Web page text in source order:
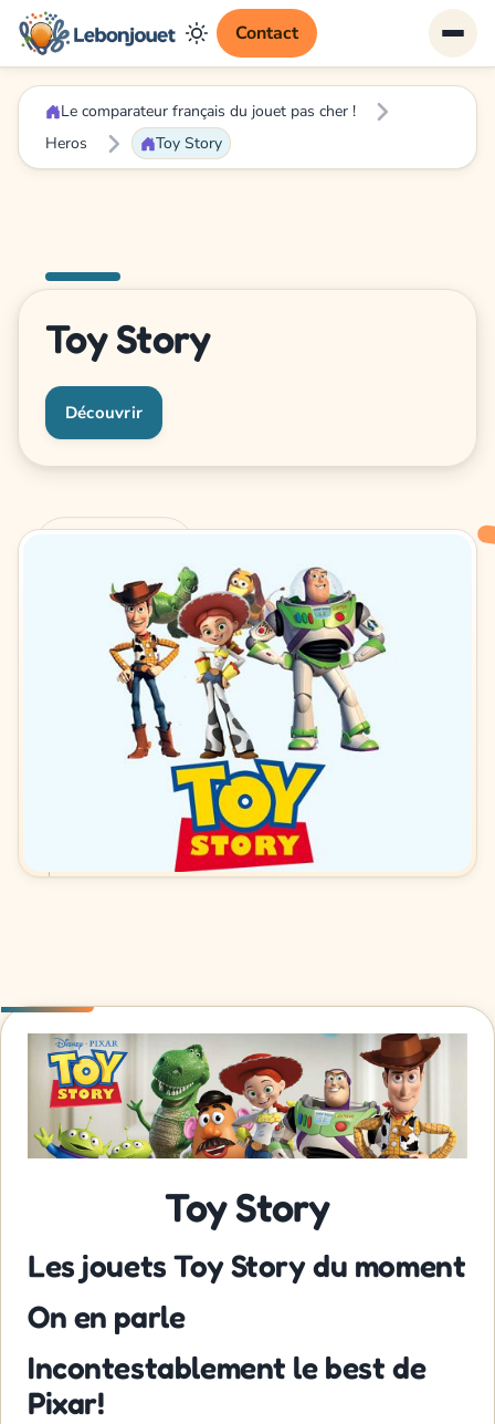
Contact
Le comparateur français du jouet pas cher !
Heros
Toy Story
Toy Story
Découvrir
Toy Story
Les jouets Toy Story du moment
On en parle
Incontestablement le best de
Pixar!